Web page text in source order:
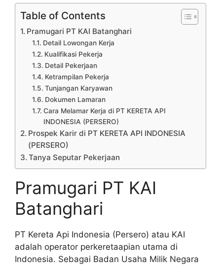
Table of Contents
Pramugari PT KAI Batanghari
Detail Lowongan Kerja
Kualifikasi Pekerja
Detail Pekerjaan
Ketrampilan Pekerja
Tunjangan Karyawan
Dokumen Lamaran
Cara Melamar Kerja di PT KERETA API
INDONESIA (PERSERO)
Prospek Karir di PT KERETA API INDONESIA
(PERSERO)
Tanya Seputar Pekerjaan
Pramugari PT KAI
Batanghari
PT Kereta Api Indonesia (Persero) atau KAI
adalah operator perkeretaapian utama di
Indonesia. Sebagai Badan Usaha Milik Negara